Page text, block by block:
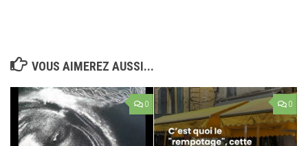
VOUS AIMEREZ AUSSI...
0 0